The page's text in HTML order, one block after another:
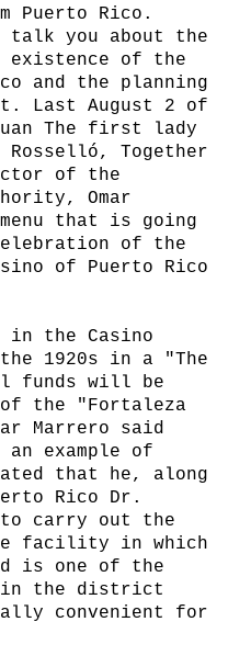
Puerto Rico.
talk you about the
existence of the
and the planning
Last August 2 of
The first lady
Together
of the
Omar
that is going
of the
of Puerto Rico
in the Casino
1920s in a "The
funds will be
the "Fortaleza
Marrero said
example of
that he, along
Rico Dr.
to carry out the
facility in which
is one of the
in the district
convenient for